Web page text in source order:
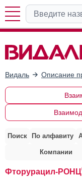
Видаль Описание
Поиск По алфавиту
Компании
Фторурацил-РОНЦ